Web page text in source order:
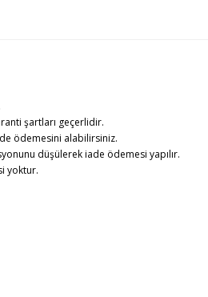
şartları geçerlidir.
ödemesini alabilirsiniz.
düşülerek iade ödemesi yapılır.
yoktur.